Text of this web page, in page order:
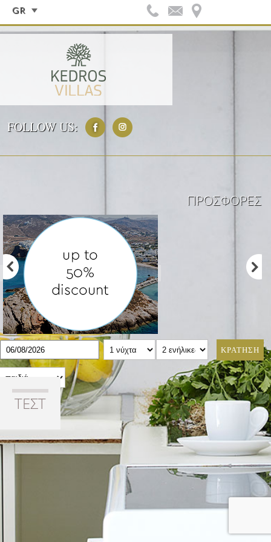
GR
FOLLOW US:
ΠΡΟΣΦΟΡΈΣ
ΚΡΑΤΗΣΗ
ΤΕΣΤ